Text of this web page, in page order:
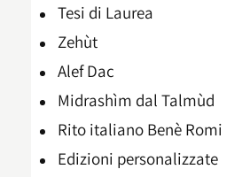
Tesi di Laurea
Zehùt
Alef Dac
Midrashìm dal Talmùd
Rito italiano Benè Romi​
Edizioni personalizzate